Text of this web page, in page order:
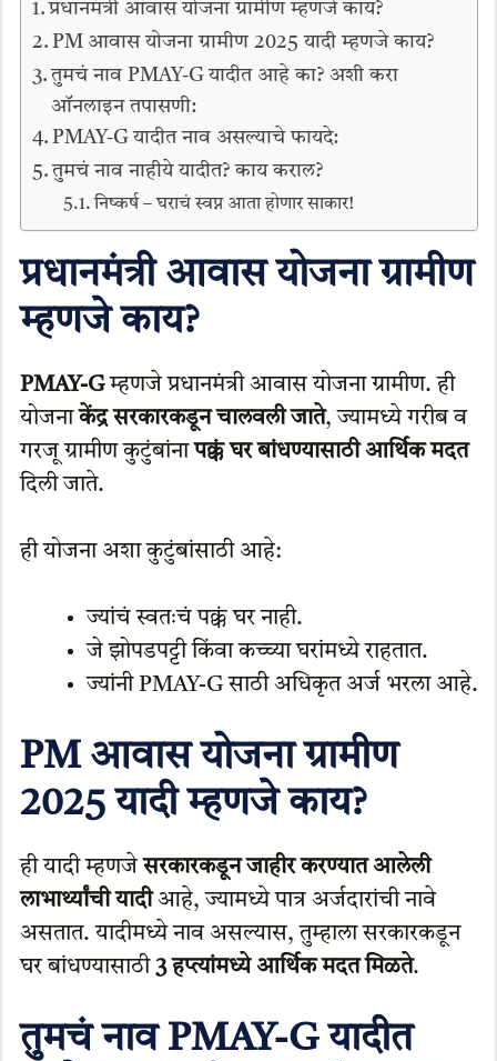
प्रधानमंत्री आवास योजना ग्रामीण म्हणजे काय?
PM आवास योजना ग्रामीण 2025 यादी म्हणजे काय?
तुमचं नाव PMAY-G यादीत आहे का? अशी करा
ऑनलाइन तपासणी:
PMAY-G यादीत नाव असल्याचे फायदे:
तुमचं नाव नाहीये यादीत? काय कराल?
निष्कर्ष – घराचं स्वप्न आता होणार साकार!
प्रधानमंत्री आवास योजना ग्रामीण
म्हणजे काय?
PMAY-Gम्हणजे प्रधानमंत्री आवास योजना ग्रामीण. ही
योजनाकेंद्र सरकारकडून चालवली जाते, ज्यामध्ये गरीब व
गरजू ग्रामीण कुटुंबांनापक्कं घर बांधण्यासाठी आर्थिक मदत
दिली जाते.
ही योजना अशा कुटुंबांसाठी आहे:
ज्यांचं स्वतःचं पक्कं घर नाही.
जे झोपडपट्टी किंवा कच्च्या घरांमध्ये राहतात.
ज्यांनी PMAY-G साठी अधिकृत अर्ज भरला आहे.
PM आवास योजना ग्रामीण
2025 यादी म्हणजे काय?
ही यादी म्हणजेसरकारकडून जाहीर करण्यात आलेली
लाभार्थ्यांची यादीआहे, ज्यामध्ये पात्र अर्जदारांची नावे
असतात. यादीमध्ये नाव असल्यास, तुम्हाला सरकारकडून
घर बांधण्यासाठी 3 हप्त्यांमध्ये आर्थिक मदत मिळते.
तुमचं नाव PMAY-G यादीत